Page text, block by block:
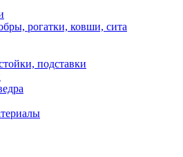
рогатки, ковши, сита
подставки